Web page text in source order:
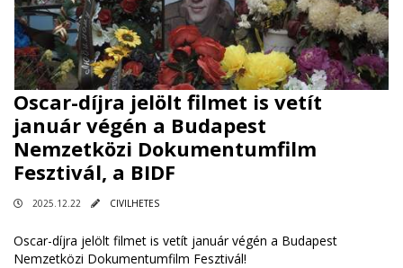
Oscar-díjra jelölt filmet is vetít
január végén a Budapest
Nemzetközi Dokumentumfilm
Fesztivál, a BIDF
2025.12.22 CIVILHETES
Oscar-díjra jelölt filmet is vetít január végén a Budapest
Nemzetközi Dokumentumfilm Fesztivál!